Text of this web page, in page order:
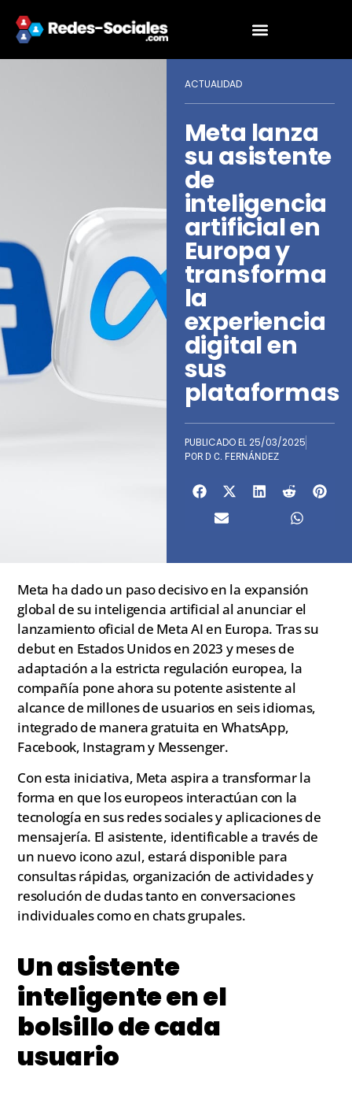
ACTUALIDAD
Meta lanza
su asistente
de
inteligencia
artificial en
Europa y
transforma
la
experiencia
digital en
sus
plataformas
PUBLICADO EL25/03/2025
POR D C. FERNÁNDEZ
Meta ha dado un paso decisivo en la expansión
global de su inteligencia artificial al anunciar el
lanzamiento oficial de Meta AI en Europa. Tras su
debut en Estados Unidos en 2023 y meses de
adaptación a la estricta regulación europea, la
compañía pone ahora su potente asistente al
alcance de millones de usuarios en seis idiomas,
integrado de manera gratuita en WhatsApp,
Facebook, Instagram y Messenger.
Con esta iniciativa, Meta aspira a transformar la
forma en que los europeos interactúan con la
tecnología en sus redes sociales y aplicaciones de
mensajería. El asistente, identificable a través de
un nuevo icono azul, estará disponible para
consultas rápidas, organización de actividades y
resolución de dudas tanto en conversaciones
individuales como en chats grupales.
Un asistente
inteligente en el
bolsillo de cada
usuario